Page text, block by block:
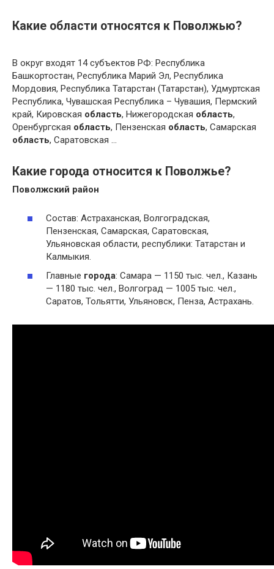
Какие области относятся к Поволжью?
В округ входят 14 субъектов РФ: Республика
Башкортостан, Республика Марий Эл, Республика
Мордовия, Республика Татарстан (Татарстан), Удмуртская
Республика, Чувашская Республика – Чувашия, Пермский
край, Кировская область, Нижегородская область,
Оренбургская область, Пензенская область, Самарская
область, Саратовская …
Какие города относится к Поволжье?
Поволжский район
Состав: Астраханская, Волгоградская,
Пензенская, Самарская, Саратовская,
Ульяновская области, республики: Татарстан и
Калмыкия.
Главные города: Самара — 1150 тыс. чел., Казань
— 1180 тыс. чел., Волгоград — 1005 тыс. чел.,
Саратов, Тольятти, Ульяновск, Пенза, Астрахань.